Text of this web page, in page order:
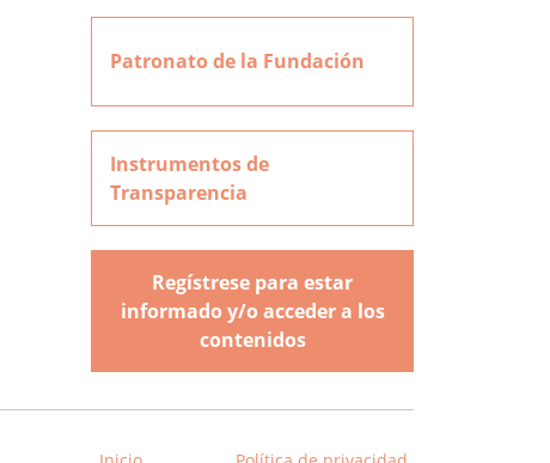
Patronato de la Fundación
Instrumentos de
Transparencia
Regístrese para estar
informado y/o acceder a los
contenidos